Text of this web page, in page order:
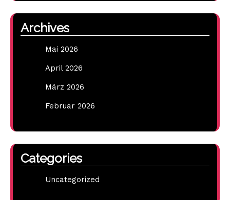
Archives
Mai 2026
April 2026
März 2026
Februar 2026
Categories
Uncategorized